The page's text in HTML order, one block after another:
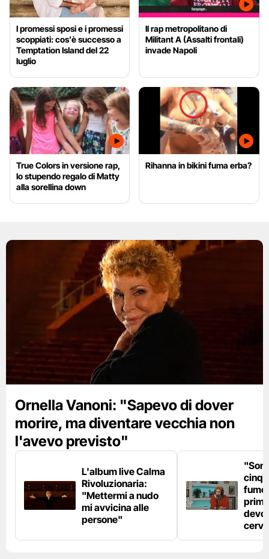
I promessi sposi e i promessi
scoppiati: cos’è successo a
Temptation Island del 22
luglio
Il rap metropolitano di
Militant A (Assalti frontali)
invade Napoli
True Colors in versione rap,
lo stupendo regalo di Matty
alla sorellina down
Rihanna in bikini fuma erba?
Ornella Vanoni: "Sapevo di dover
morire, ma diventare vecchia non
l'avevo previsto"
L'album live Calma
Rivoluzionaria:
"Mettermi a nudo
mi avvicina alle
persone"
fumo
devo